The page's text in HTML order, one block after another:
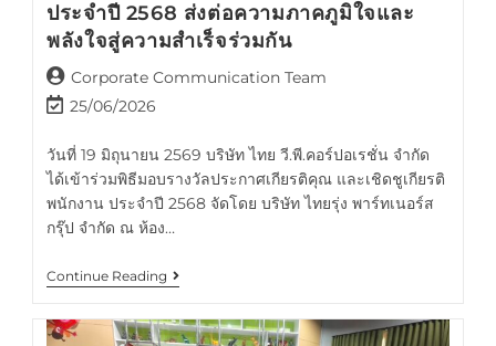
ประจำปี 2568 ส่งต่อความภาคภูมิใจและ
พลังใจสู่ความสำเร็จร่วมกัน
Corporate Communication Team
25/06/2026
วันที่ 19 มิถุนายน 2569 บริษัท ไทย วี.พี.คอร์ปอเรชั่น จำกัด
ได้เข้าร่วมพิธีมอบรางวัลประกาศเกียรติคุณ และเชิดชูเกียรติ
พนักงาน ประจำปี 2568 จัดโดย บริษัท ไทยรุ่ง พาร์ทเนอร์ส
กรุ๊ป จำกัด ณ ห้อง…
Continue Reading